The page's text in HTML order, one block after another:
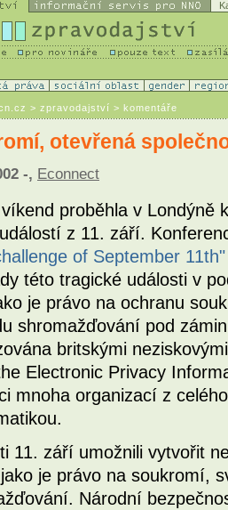
> zpravodajství > komentáře
otevřená
-, Econnect
proběhla v Londýně
z 11. září.
of September 11th"
této tragické události v
je právo na ochranu
shromažďování pod
britskými
Electronic Privacy
mnoha organizací z
11. září umožnili vytvořit
je právo na soukromí,
Národní